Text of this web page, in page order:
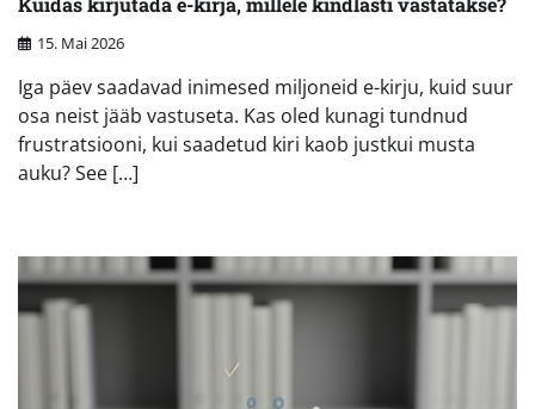
15. Mai 2026
Iga päev saadavad inimesed miljoneid e-kirju, kuid suur
osa neist jääb vastuseta. Kas oled kunagi tundnud
frustratsiooni, kui saadetud kiri kaob justkui musta
auku? See […]